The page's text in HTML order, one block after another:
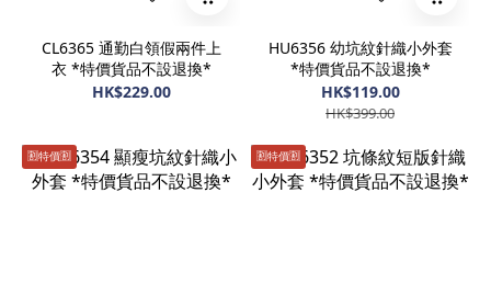
CL6365 通勤白領假兩件上
衣 *特價貨品不設退換*
HK$229.00
HU6356 幼坑紋針織小外套
*特價貨品不設退換*
HK$119.00
HK$399.00
🈹️特價🈹️ 🈹️特價🈹️